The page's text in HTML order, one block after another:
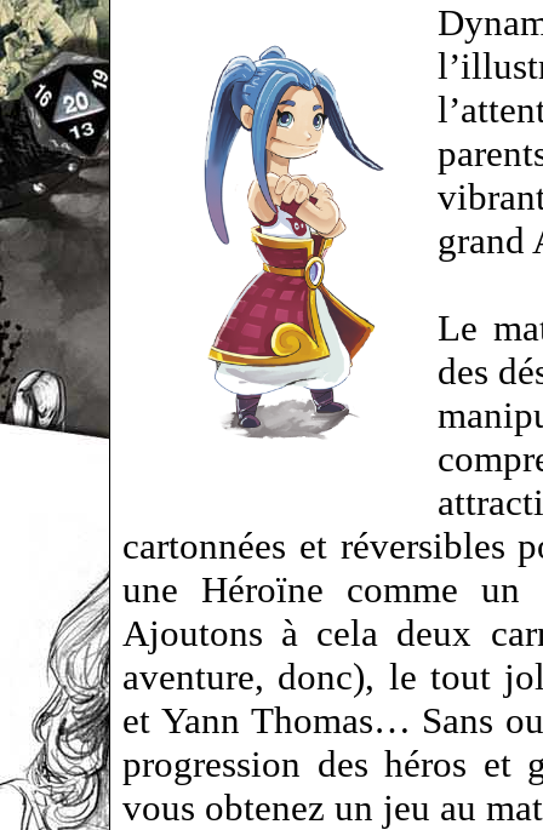
Le
des
cartonnées et réversibles
une Héroïne comme
Ajoutons à cela deux
aventure, donc), le tout
et Yann Thomas… Sans
progression des héros et
vous obtenez un jeu au